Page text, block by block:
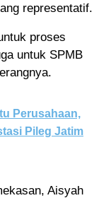
representatif.
proses
untuk SPMB
Perusahaan,
Pileg Jatim
Aisyah